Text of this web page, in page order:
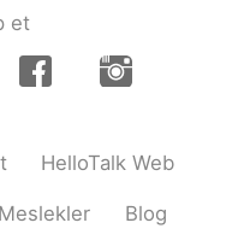
"butterflies in my
a scary expression,
I'm used to it lol
creep me out
et
HelloTalk Web
Meslekler Blog